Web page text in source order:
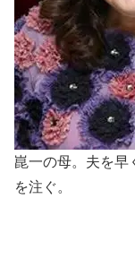
崑一の母。夫を早
を注ぐ。